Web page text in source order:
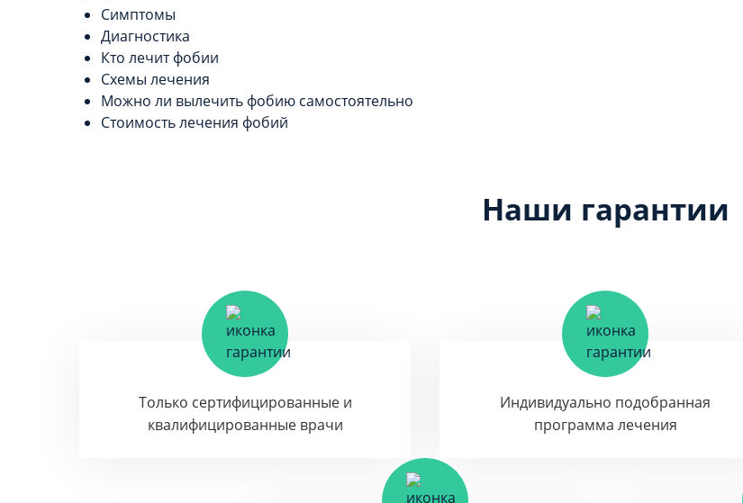
Симптомы
Диагностика
Кто лечит фобии
Схемы лечения
Можно ли вылечить фобию самостоятельно
Стоимость лечения фобий
Наши гарантии
Только сертифицированные и
квалифицированные врачи
Индивидуально подобранная
программа лечения